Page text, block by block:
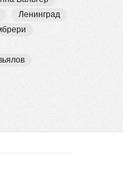
Ленинград